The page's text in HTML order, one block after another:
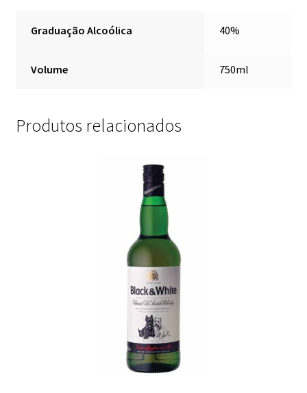
Graduação Alcoólica 40%
Volume 750ml
Produtos relacionados